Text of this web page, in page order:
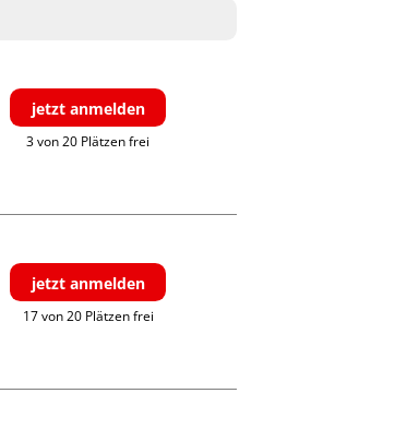
jetzt anmelden
3 von 20 Plätzen frei
jetzt anmelden
17 von 20 Plätzen frei